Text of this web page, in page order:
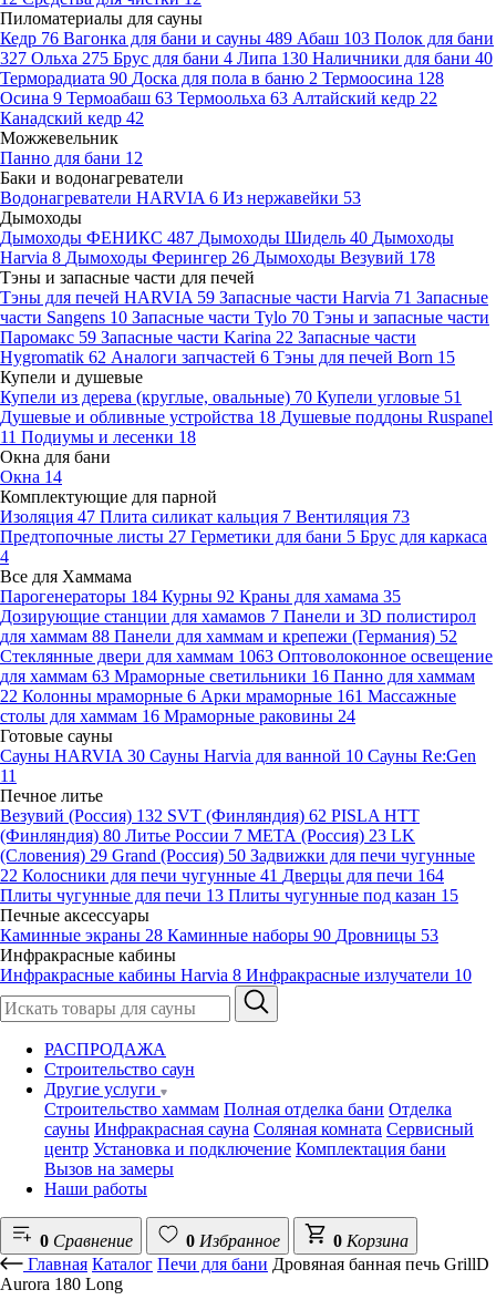
Пиломатериалы для сауны
Кедр 76 Вагонка для бани и сауны 489 Абаш 103 Полок для бани
327 Ольха 275 Брус для бани 4 Липа 130 Наличники для бани 40
Терморадиата 90 Доска для пола в баню 2 Термоосина 128
Осина 9 Термоабаш 63 Термоольха 63 Алтайский кедр 22
Канадский кедр 42
Можжевельник
Панно для бани 12
Баки и водонагреватели
Водонагреватели HARVIA 6 Из нержавейки 53
Дымоходы
Дымоходы ФЕНИКС 487 Дымоходы Шидель 40 Дымоходы
Harvia 8 Дымоходы Ферингер 26 Дымоходы Везувий 178
Тэны и запасные части для печей
Тэны для печей HARVIA 59 Запасные части Harvia 71 Запасные
части Sangens 10 Запасные части Tylo 70 Тэны и запасные части
Паромакс 59 Запасные части Karina 22 Запасные части
Hygromatik 62 Аналоги запчастей 6 Тэны для печей Born 15
Купели и душевые
Купели из дерева (круглые, овальные) 70 Купели угловые 51
Душевые и обливные устройства 18 Душевые поддоны Ruspanel
11 Подиумы и лесенки 18
Окна для бани
Окна 14
Комплектующие для парной
Изоляция 47 Плита силикат кальция 7 Вентиляция 73
Предтопочные листы 27 Герметики для бани 5 Брус для каркаса
4
Все для Хаммама
Парогенераторы 184 Курны 92 Краны для хамама 35
Дозирующие станции для хамамов 7 Панели и 3D полистирол
для хаммам 88 Панели для хаммам и крепежи (Германия) 52
Стеклянные двери для хаммам 1063 Оптоволоконное освещение
для хаммам 63 Мраморные светильники 16 Панно для хаммам
22 Колонны мраморные 6 Арки мраморные 161 Массажные
столы для хаммам 16 Мраморные раковины 24
Готовые сауны
Сауны HARVIA 30 Сауны Harvia для ванной 10 Сауны Re:Gen
11
Печное литье
Везувий (Россия) 132 SVT (Финляндия) 62 PISLA HTT
(Финляндия) 80 Литье России 7 МЕТА (Россия) 23 LK
(Словения) 29 Grand (Россия) 50 Задвижки для печи чугунные
22 Колосники для печи чугунные 41 Дверцы для печи 164
Плиты чугунные для печи 13 Плиты чугунные под казан 15
Печные аксессуары
Каминные экраны 28 Каминные наборы 90 Дровницы 53
Инфракрасные кабины
Инфракрасные кабины Harvia 8 Инфракрасные излучатели 10
РАСПРОДАЖА
Строительство саун
Другие услуги
Строительство хаммам Полная отделка бани Отделка
сауны Инфракрасная сауна Соляная комната Сервисный
центр Установка и подключение Комплектация бани
Вызов на замеры
Наши работы
0 Сравнение 0 Избранное 0 Корзина
Главная Каталог Печи для бани Дровяная банная печь GrillD
Aurora 180 Long